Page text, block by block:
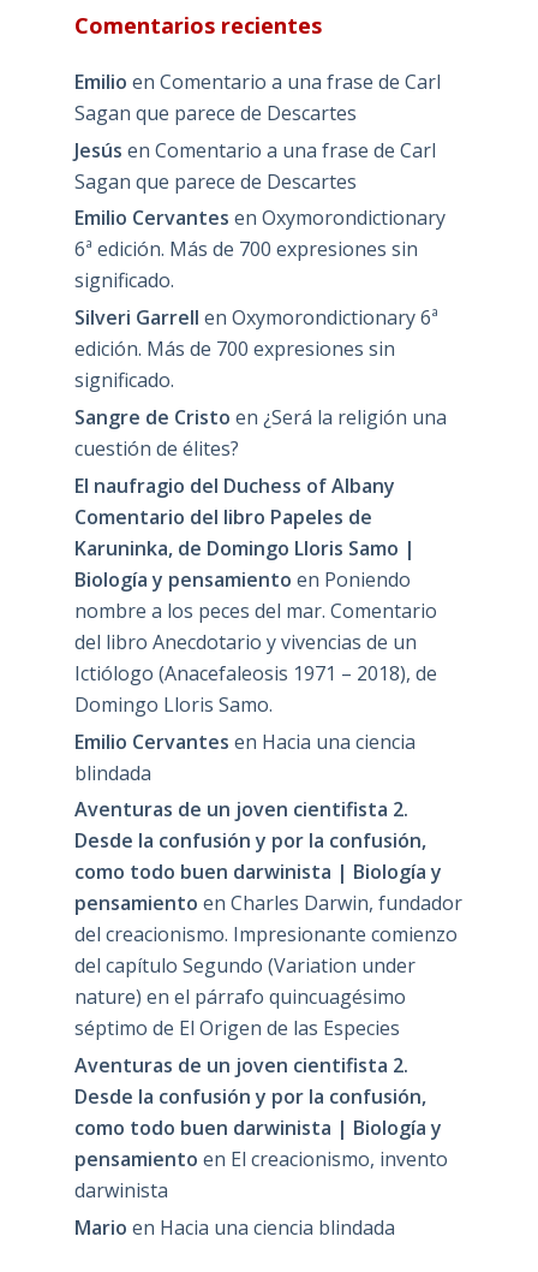
Comentarios recientes
Emilio en Comentario a una frase de Carl
Sagan que parece de Descartes
Jesús en Comentario a una frase de Carl
Sagan que parece de Descartes
Emilio Cervantes en Oxymorondictionary
6ª edición. Más de 700 expresiones sin
significado.
Silveri Garrell en Oxymorondictionary 6ª
edición. Más de 700 expresiones sin
significado.
Sangre de Cristo en ¿Será la religión una
cuestión de élites?
El naufragio del Duchess of Albany
Comentario del libro Papeles de
Karuninka, de Domingo Lloris Samo |
Biología y pensamiento en Poniendo
nombre a los peces del mar. Comentario
del libro Anecdotario y vivencias de un
Ictiólogo (Anacefaleosis 1971 – 2018), de
Domingo Lloris Samo.
Emilio Cervantes en Hacia una ciencia
blindada
Aventuras de un joven cientifista 2.
Desde la confusión y por la confusión,
como todo buen darwinista | Biología y
pensamiento en Charles Darwin, fundador
del creacionismo. Impresionante comienzo
del capítulo Segundo (Variation under
nature) en el párrafo quincuagésimo
séptimo de El Origen de las Especies
Aventuras de un joven cientifista 2.
Desde la confusión y por la confusión,
como todo buen darwinista | Biología y
pensamiento en El creacionismo, invento
darwinista
Mario en Hacia una ciencia blindada